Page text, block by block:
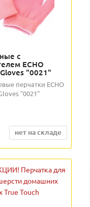
с
ECHO
"0021"
перчатки ECHO
"0021"
нет на складе